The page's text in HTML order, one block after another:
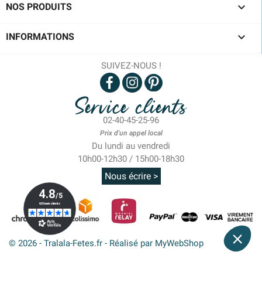
NOS PRODUITS 
INFORMATIONS 
SUIVEZ-NOUS !
Service clients
02-40-45-25-96
Prix d'un appel local
Du lundi au vendredi
10h00-12h30 / 15h00-18h30
Nous écrire >
© 2026 - Tralala-Fetes.fr - Réalisé par MyWebShop